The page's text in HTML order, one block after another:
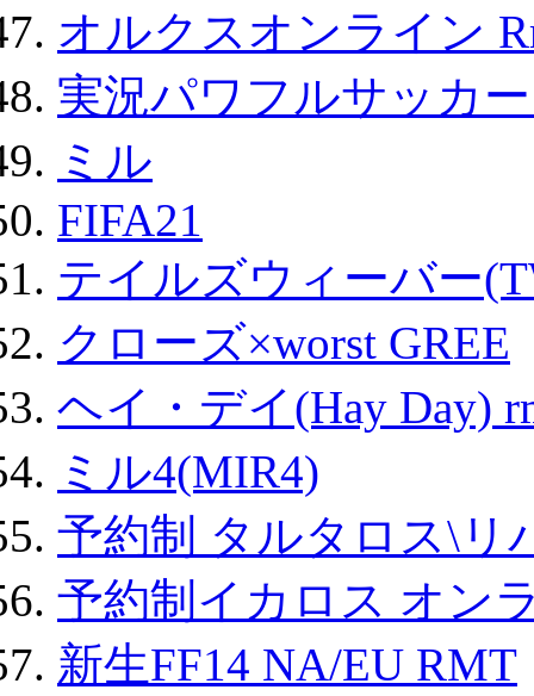
オルクスオンライン
実況パワフルサッカ
ミル
FIFA21
テイルズウィーバー
クローズ×worst GREE
ヘイ・デイ(Hay Day)
ミル4(MIR4)
予約制 タルタロス\リ
予約制イカロス オン
新生FF14 NA/EU RMT